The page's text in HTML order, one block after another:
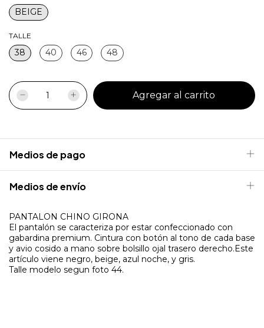
BEIGE
TALLE
38 40 46 48
Medios de pago
Medios de envío
PANTALON CHINO GIRONA
El pantalón se caracteriza por estar confeccionado con
gabardina premium. Cintura con botón al tono de cada base
y avio cosido a mano sobre bolsillo ojal trasero derecho.Este
artículo viene negro, beige, azul noche, y gris.
Talle modelo segun foto 44.